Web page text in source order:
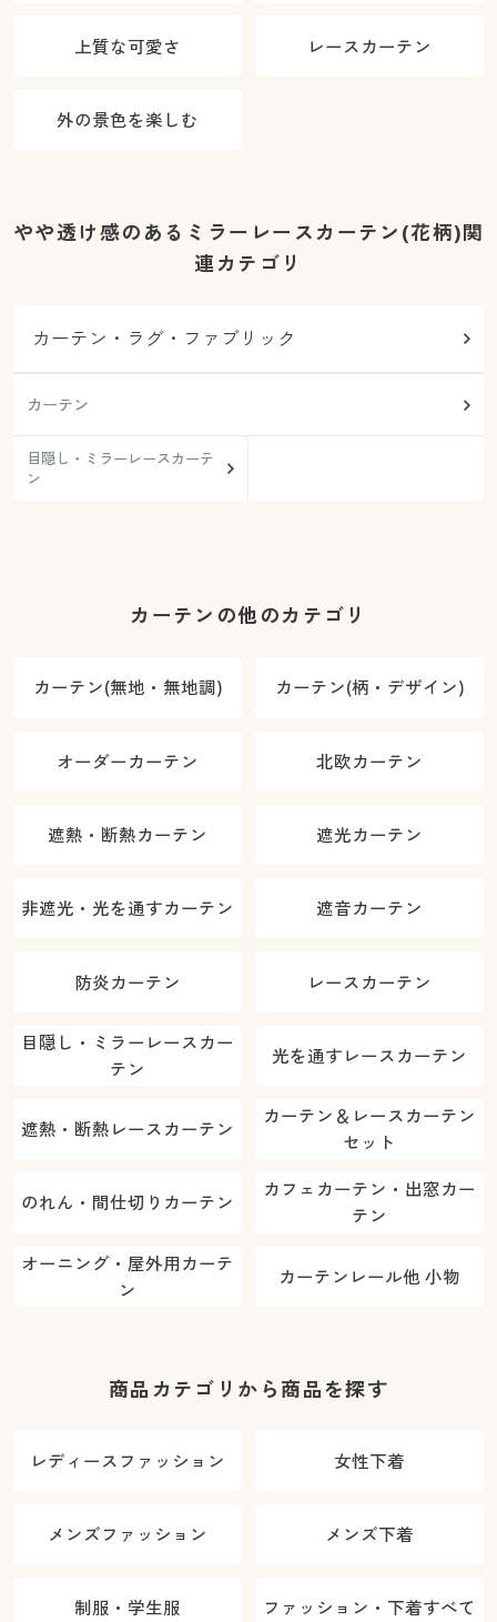
上質な可愛さ レースカーテン
外の景色を楽しむ
やや透け感のあるミラーレースカーテン(花柄)関
連カテゴリ
カーテン・ラグ・ファブリック
カーテン
目隠し・ミラーレースカーテ
ン
カーテンの他のカテゴリ
カーテン(無地・無地調) カーテン(柄・デザイン)
オーダーカーテン 北欧カーテン
遮熱・断熱カーテン 遮光カーテン
非遮光・光を通すカーテン 遮音カーテン
防炎カーテン レースカーテン
目隠し・ミラーレースカー
テン
光を通すレースカーテン
遮熱・断熱レースカーテン
カーテン＆レースカーテン
セット
のれん・間仕切りカーテン
カフェカーテン・出窓カー
テン
オーニング・屋外用カーテ
ン
カーテンレール他 小物
商品カテゴリから商品を探す
レディースファッション 女性下着
メンズファッション メンズ下着
制服・学生服 ファッション・下着すべて